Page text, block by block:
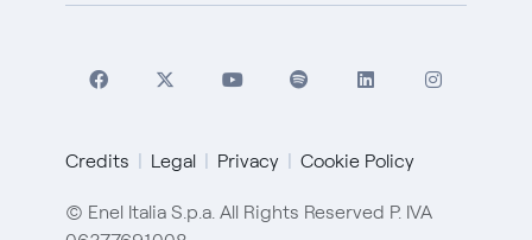
Credits Legal Privacy Cookie Policy
© Enel Italia S.p.a. All Rights Reserved P. IVA